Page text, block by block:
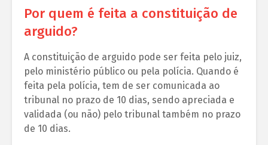
Por quem é feita a constituição de
arguido?
A constituição de arguido pode ser feita pelo juiz,
pelo ministério público ou pela polícia. Quando é
feita pela polícia, tem de ser comunicada ao
tribunal no prazo de 10 dias, sendo apreciada e
validada (ou não) pelo tribunal também no prazo
de 10 dias.